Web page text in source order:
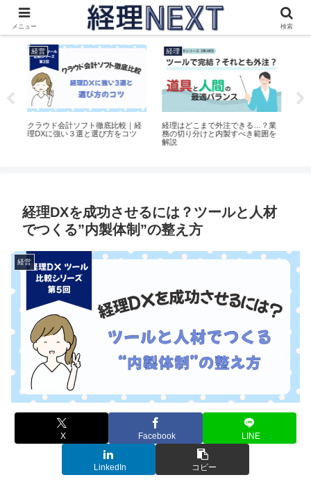
これからの会社を考える社長と経理のためのメディア
経営
クラウド会計ソフト徹底比較｜経
理DXに強い３選と選び方をコツ
経理
経理はどこまで外注できる…？業
務の切り分けと内製すべき範囲を
解説
経理DXを成功させるには？ツールと人材
でつくる”内製体制”の整え方
経営
X Facebook LINE
LinkedIn コピー
メニュー 検索